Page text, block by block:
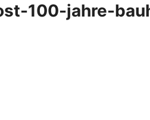
100-jahre-